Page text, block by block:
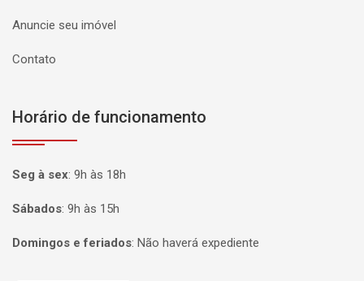
Anuncie seu imóvel
Contato
Horário de funcionamento
Seg à sex: 9h às 18h
Sábados: 9h às 15h
Domingos e feriados: Não haverá expediente